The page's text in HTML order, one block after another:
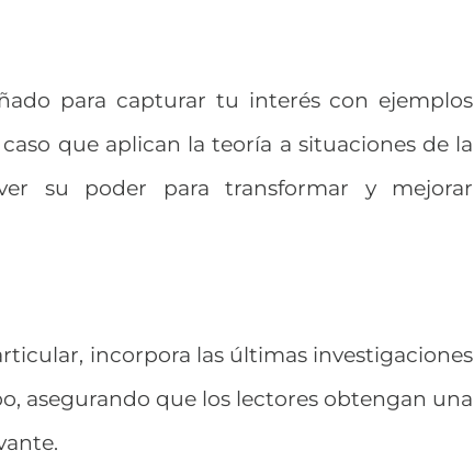
para capturar tu interés con ejemplos
que aplican la teoría a situaciones de la
su poder para transformar y mejorar
incorpora las últimas investigaciones
asegurando que los lectores obtengan una